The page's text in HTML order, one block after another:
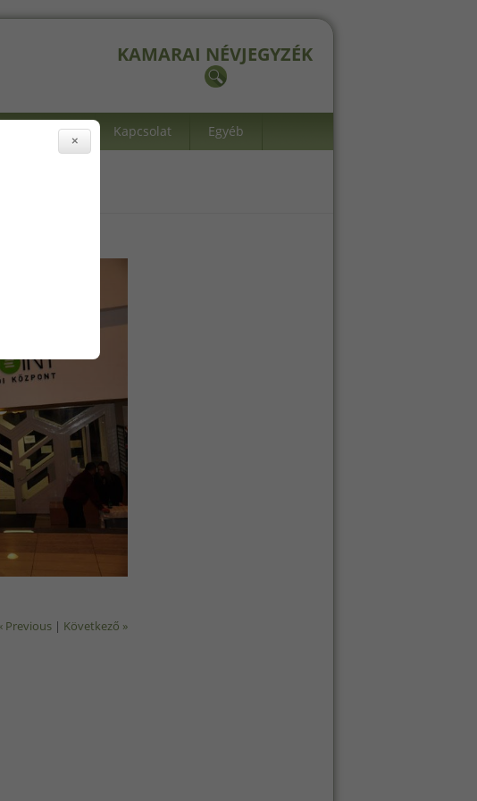
KAMARAI NÉVJEGYZÉK
Kapcsolat Egyéb
Previous | Következő »
×